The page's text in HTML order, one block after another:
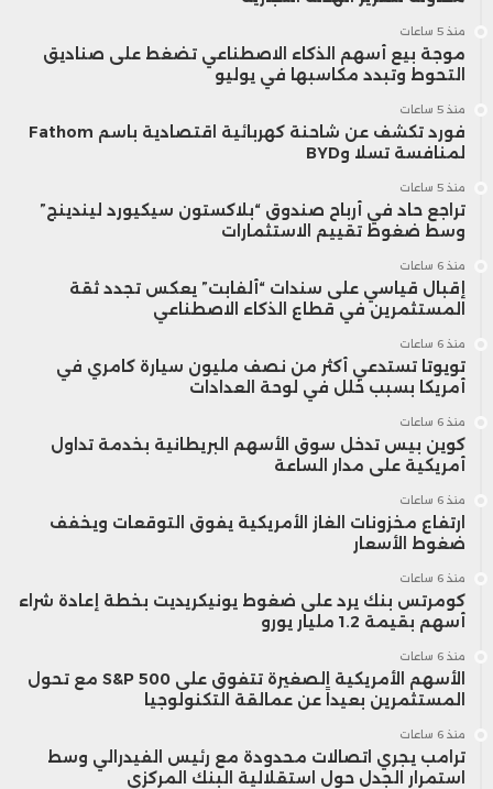
منذ 5 ساعات
موجة بيع أسهم الذكاء الاصطناعي تضغط على صناديق
التحوط وتبدد مكاسبها في يوليو
منذ 5 ساعات
فورد تكشف عن شاحنة كهربائية اقتصادية باسم Fathom
لمنافسة تسلا وBYD
منذ 5 ساعات
تراجع حاد في أرباح صندوق “بلاكستون سيكيورد ليندينج”
وسط ضغوط تقييم الاستثمارات
منذ 6 ساعات
إقبال قياسي على سندات “ألفابت” يعكس تجدد ثقة
المستثمرين في قطاع الذكاء الاصطناعي
منذ 6 ساعات
تويوتا تستدعي أكثر من نصف مليون سيارة كامري في
أمريكا بسبب خلل في لوحة العدادات
منذ 6 ساعات
كوين بيس تدخل سوق الأسهم البريطانية بخدمة تداول
أمريكية على مدار الساعة
منذ 6 ساعات
ارتفاع مخزونات الغاز الأمريكية يفوق التوقعات ويخفف
ضغوط الأسعار
منذ 6 ساعات
كومرتس بنك يرد على ضغوط يونيكريديت بخطة إعادة شراء
أسهم بقيمة 1.2 مليار يورو
منذ 6 ساعات
الأسهم الأمريكية الصغيرة تتفوق على S&P 500 مع تحول
المستثمرين بعيداً عن عمالقة التكنولوجيا
منذ 6 ساعات
ترامب يجري اتصالات محدودة مع رئيس الفيدرالي وسط
استمرار الجدل حول استقلالية البنك المركزي